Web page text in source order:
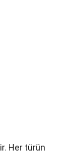
Her türün